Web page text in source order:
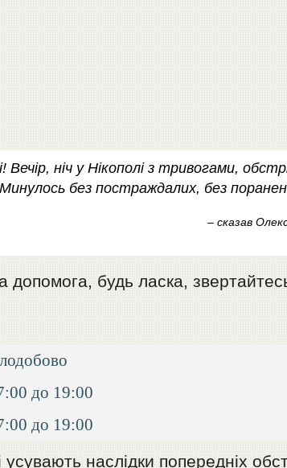
Вечір, ніч у Нікополі з тривогами,
без постраждалих, без
– сказав
будь ласка,
до 19:00
до 19:00
наслідки попередніх